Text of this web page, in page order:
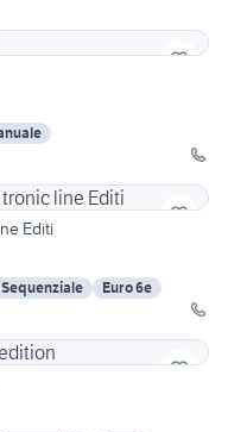
Editi
Sequenziale
Euro 6e